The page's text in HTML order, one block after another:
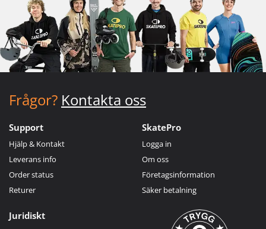
Frågor? Kontakta oss
Support
Hjälp & Kontakt
Leverans info
Order status
Returer
SkatePro
Logga in
Om oss
Företagsinformation
Säker betalning
Juridiskt